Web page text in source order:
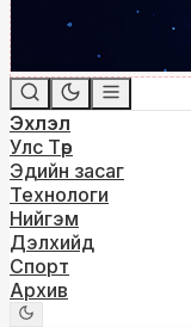
Эхлэл
Улс Төр
Эдийн засаг
Технологи
Нийгэм
Дэлхийд
Спорт
Архив